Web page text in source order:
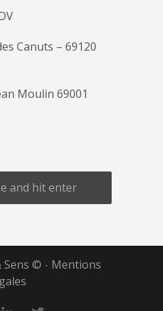
Canuts – 69120
Moulin 69001
Sens © - Mentions